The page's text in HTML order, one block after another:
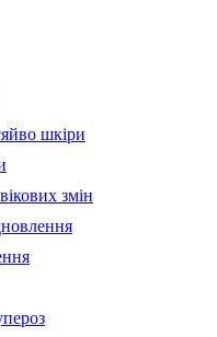
шкіри
змін